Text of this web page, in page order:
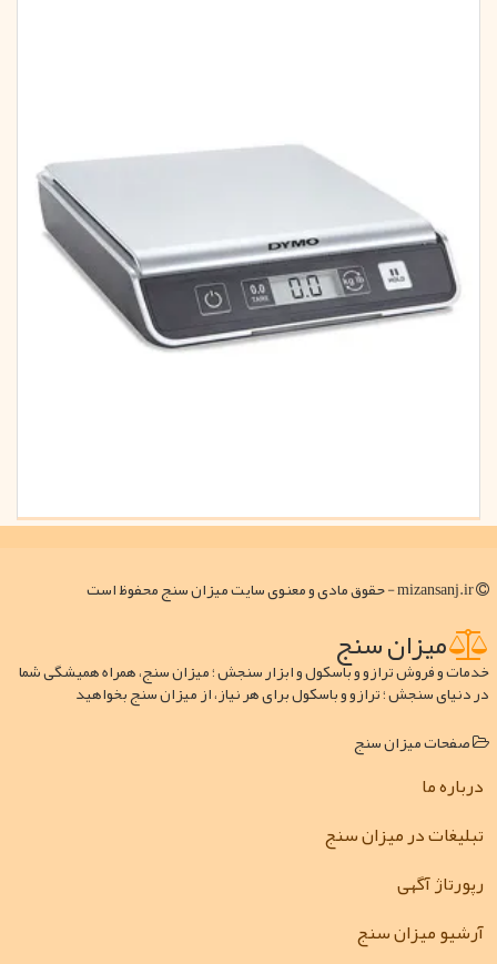
میزان سنج
خدمات و فروش ترازو و باسکول و ابزار سنجش ؛ میزان سنج، همراه همیشگی شما
در دنیای سنجش ؛ ترازو و باسکول برای هر نیاز، از میزان سنج بخواهید
صفحات میزان سنج
درباره ما
تبلیغات در میزان سنج
رپورتاژ آگهی
آرشیو میزان سنج